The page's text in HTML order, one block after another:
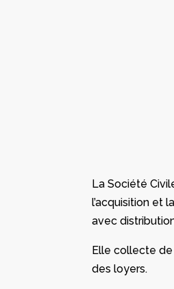
La Société
l’acquisition et
avec
Elle collecte de
des loyers.